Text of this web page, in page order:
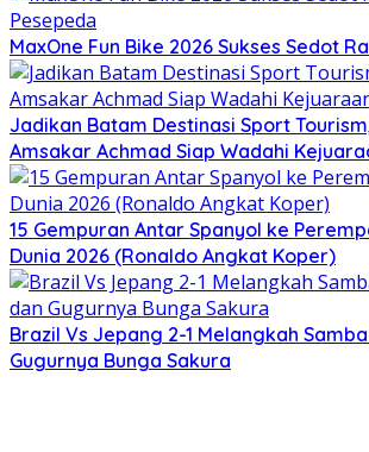
MaxOne Fun Bike 2026 Sukses Sedot
Jadikan Batam Destinasi Sport
Amsakar Achmad Siap Wadahi
15 Gempuran Antar Spanyol ke
Dunia 2026 (Ronaldo Angkat Koper)
Brazil Vs Jepang 2-1 Melangkah
Gugurnya Bunga Sakura